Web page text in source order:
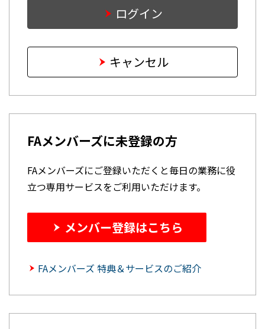
ログイン
キャンセル
FAメンバーズに未登録の方
FAメンバーズにご登録いただくと毎日の業務に役
立つ専用サービスをご利用いただけます。
メンバー登録はこちら
FAメンバーズ 特典＆サービスのご紹介